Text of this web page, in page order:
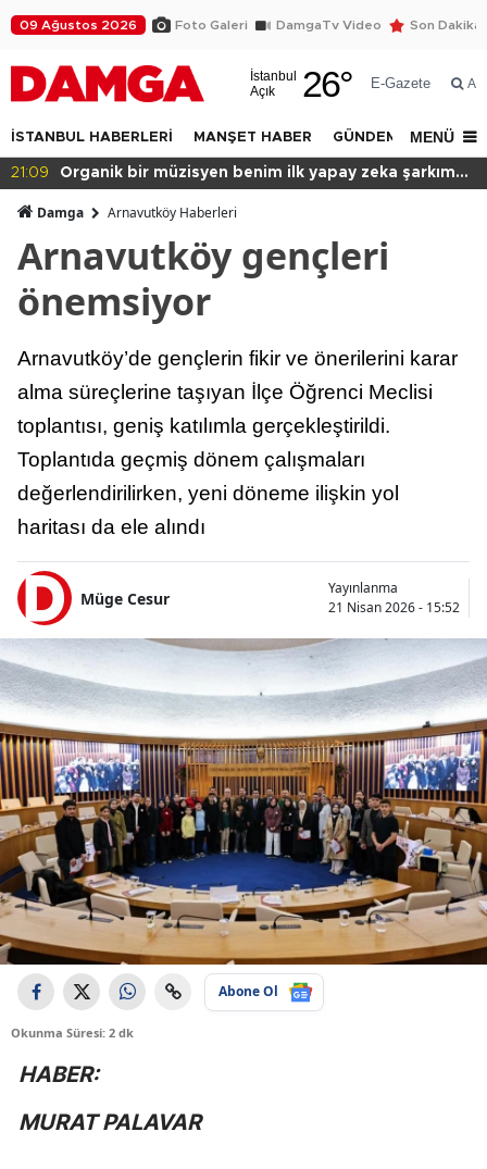
09 Ağustos 2026 Foto Galeri DamgaTv Video Son Dakika
İstanbul
Açık
26° E-Gazete Ara
İSTANBUL HABERLERİ MANŞET HABER GÜNDEM DÜNYA
MENÜ
20:49 Başkan var binası yok!
Damga Arnavutköy Haberleri
Arnavutköy gençleri
önemsiyor
Arnavutköy’de gençlerin fikir ve önerilerini karar
alma süreçlerine taşıyan İlçe Öğrenci Meclisi
toplantısı, geniş katılımla gerçekleştirildi.
Toplantıda geçmiş dönem çalışmaları
değerlendirilirken, yeni döneme ilişkin yol
haritası da ele alındı
Müge Cesur
Yayınlanma
21 Nisan 2026 - 15:52
Abone Ol
Okunma Süresi: 2 dk
HABER:
MURAT PALAVAR